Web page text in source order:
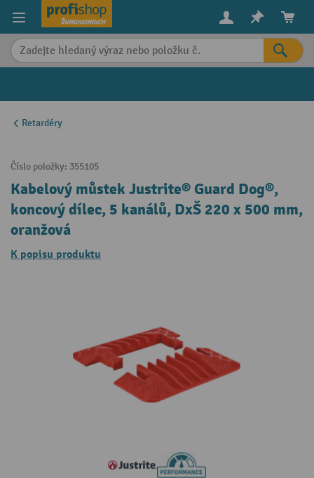
content
Retardéry
Číslo položky: 355105
Kabelový můstek Justrite® Guard Dog®,
koncový dílec, 5 kanálů, DxŠ 220 x 500 mm,
oranžová
K popisu produktu